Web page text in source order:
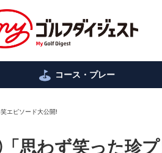
コース・プレー
エピソード大公開!
思わず笑った珍